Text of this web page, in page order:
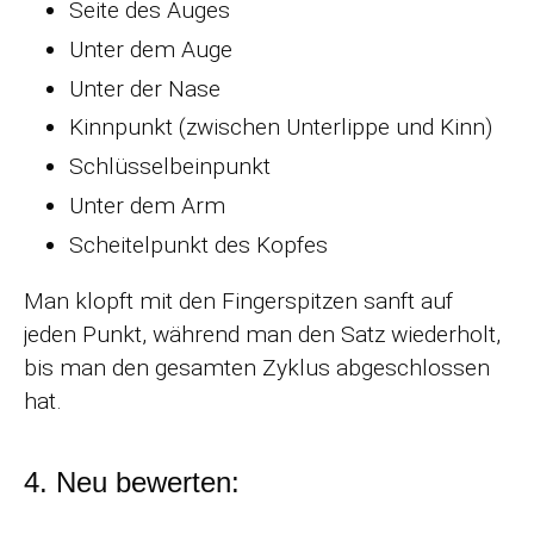
Seite des Auges
Unter dem Auge
Unter der Nase
Kinnpunkt (zwischen Unterlippe und Kinn)
Schlüsselbeinpunkt
Unter dem Arm
Scheitelpunkt des Kopfes
Man klopft mit den Fingerspitzen sanft auf
jeden Punkt, während man den Satz wiederholt,
bis man den gesamten Zyklus abgeschlossen
hat.
4. Neu bewerten: